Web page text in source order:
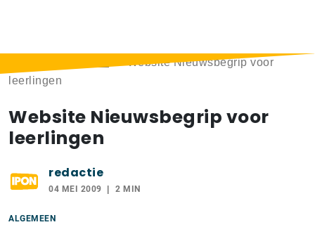
Website Nieuwsbegrip voor
leerlingen
Website Nieuwsbegrip voor
leerlingen
redactie
04 MEI 2009 2 MIN
ALGEMEEN